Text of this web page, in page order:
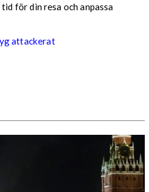
för din resa och anpassa
attackerat